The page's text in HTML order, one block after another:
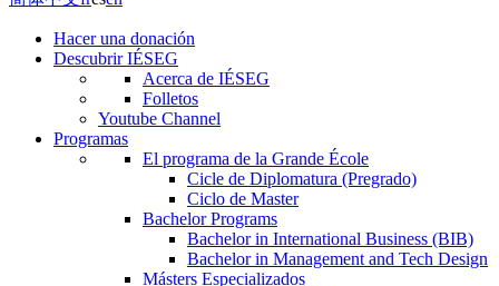
Hacer una donación
Descubrir IÉSEG
Acerca de IÉSEG
Folletos
Youtube Channel
Programas
El programa de la Grande École
Cicle de Diplomatura (Pregrado)
Ciclo de Master
Bachelor Programs
Bachelor in International Business (BIB)
Bachelor in Management and Tech Design
Másters Especializados